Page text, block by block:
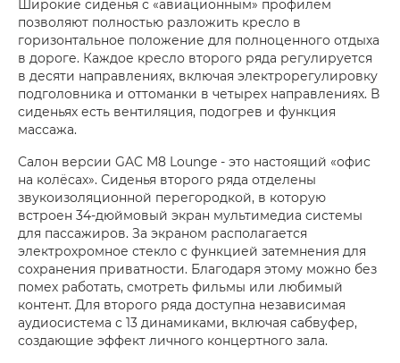
Широкие сиденья с «авиационным» профилем
позволяют полностью разложить кресло в
горизонтальное положение для полноценного отдыха
в дороге. Каждое кресло второго ряда регулируется
в десяти направлениях, включая электрорегулировку
подголовника и оттоманки в четырех направлениях. В
сиденьях есть вентиляция, подогрев и функция
массажа.
Салон версии GAC M8 Lounge - это настоящий «офис
на колёсах». Сиденья второго ряда отделены
звукоизоляционной перегородкой, в которую
встроен 34-дюймовый экран мультимедиа системы
для пассажиров. За экраном располагается
электрохромное стекло с функцией затемнения для
сохранения приватности. Благодаря этому можно без
помех работать, смотреть фильмы или любимый
контент. Для второго ряда доступна независимая
аудиосистема с 13 динамиками, включая сабвуфер,
создающие эффект личного концертного зала.